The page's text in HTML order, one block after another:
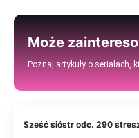
Może
Poznaj artykuły o serialach,
Sześć sióstr odc. 290